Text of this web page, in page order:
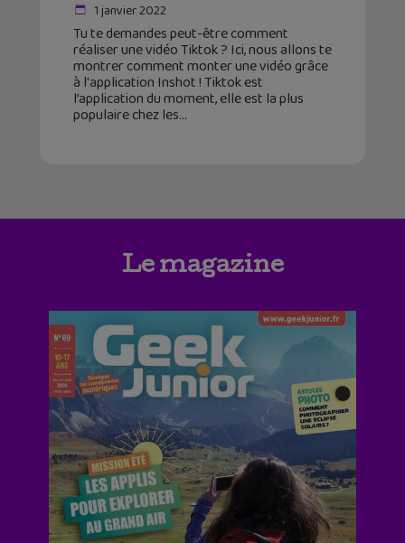
1 janvier 2022
Tu te demandes peut-être comment
réaliser une vidéo Tiktok ? Ici, nous allons te
montrer comment monter une vidéo grâce
à l'application Inshot ! Tiktok est
l’application du moment, elle est la plus
populaire chez les
Le magazine